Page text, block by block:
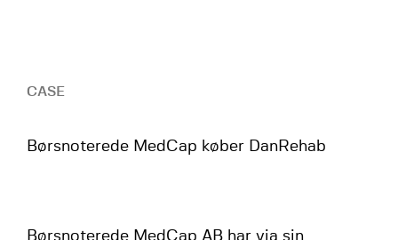
CASE
Børsnoterede MedCap køber DanRehab
Børsnoterede MedCap AB har via sin